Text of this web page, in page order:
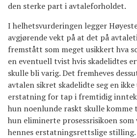
den sterke part i avtaleforholdet.
I helhetsvurderingen legger
avgjørende vekt på at det på
fremstått som meget usikkert hva
en eventuell tvist hvis skadelidtes
skulle bli varig. Det fremheves
avtalen sikret skadelidte seg en
erstatning for tap i fremtidig
hun noenlunde raskt skulle komme
hun eliminerte prosessrisikoen
hennes erstatningsrettslige